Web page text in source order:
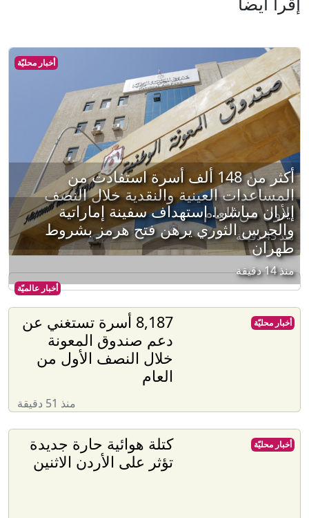
أخبار محليّة
أكثر من 148 ألف أسرة استفادت من
المساعدات العينية والنقدية خلال النصف
الأول من العام
منذ 45 دقيقة
أخبار عالميّة
إيران مباشر.. استهداف سفينة إماراتية
والحرس الثوري يرهن فتح هرمز بشروط
طهران
منذ 14 دقيقة
8,187 أسرة تستغني عن
دعم صندوق المعونة
خلال النصف الأول من
العام
منذ 51 دقيقة
أخبار محليّة
كتلة هوائية حارة جديدة
تؤثر على الأردن الاثنين
أخبار محليّة